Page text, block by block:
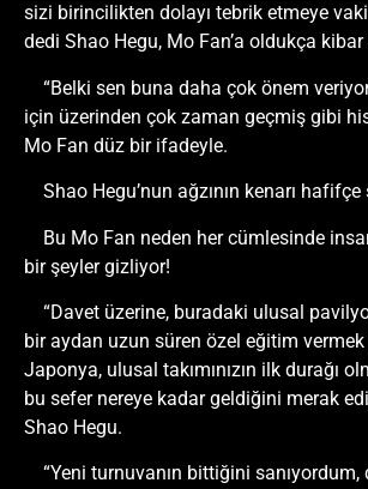
sizi birincilikten dolayı tebrik etmeye
dedi Shao Hegu, Mo Fan’a oldukça kibar
“Belki sen buna daha çok önem
için üzerinden çok zaman geçmiş gibi
Mo Fan düz bir ifadeyle.
Shao Hegu’nun ağzının kenarı hafifçe
Bu Mo Fan neden her cümlesinde
bir şeyler gizliyor!
“Davet üzerine, buradaki ulusal
bir aydan uzun süren özel eğitim
Japonya, ulusal takımınızın ilk durağı
bu sefer nereye kadar geldiğini merak
Shao Hegu.
“Yeni turnuvanın bittiğini sanıyordum,